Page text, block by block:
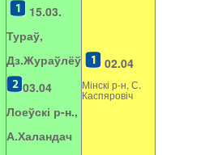
15.03.
Тураў,
Дз.Жураўлёў
03.04
Лоеўскі р-н.,
А.Халандач
02.04
Мінскі р-н, С.
Каспяровіч